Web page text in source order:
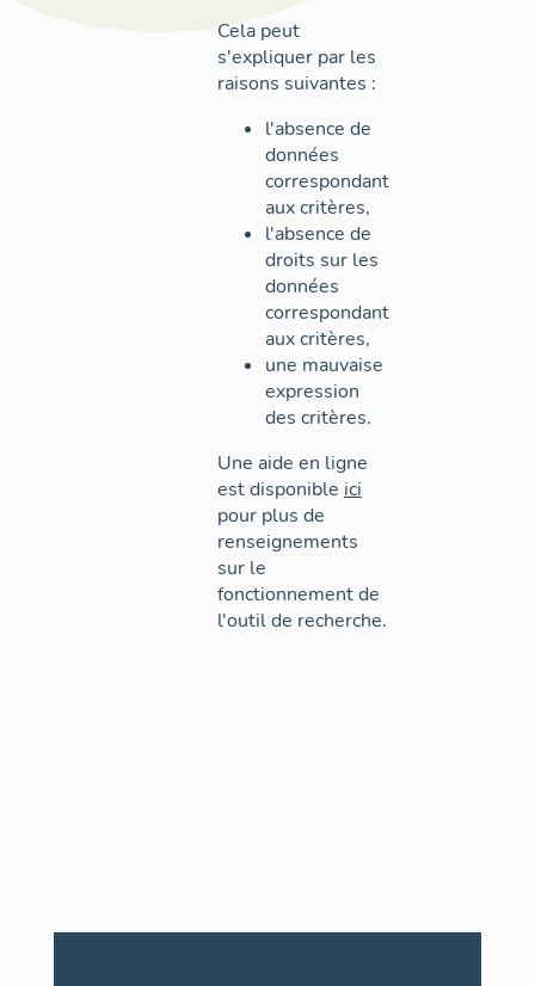
Cela peut
s'expliquer par les
raisons suivantes :
l'absence de
données
correspondant
aux critères,
l'absence de
droits sur les
données
correspondant
aux critères,
une mauvaise
expression
des critères.
Une aide en ligne
est disponible ici
pour plus de
renseignements
sur le
fonctionnement de
l'outil de recherche.